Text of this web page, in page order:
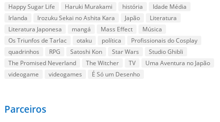
Happy Sugar Life
Haruki Murakami história
Idade Média
Irlanda
Irozuku Sekai no Ashita Kara Japão
Literatura
Literatura Japonesa
mangá Mass Effect
Música
Os Triunfos de Tarlac
otaku política
Profissionais do Cosplay
quadrinhos
RPG Satoshi Kon Star Wars
Studio Ghibli
The Promised Neverland
The Witcher TV
Uma Aventura no Japão
videogame
videogames É Só um Desenho
Parceiros